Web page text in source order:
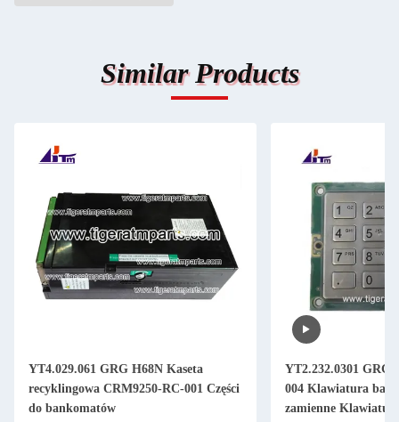
Similar Products
YT4.029.061 GRG H68N Kaseta
recyklingowa CRM9250-RC-001 Części
do bankomatów
YT2.232.0301 GRG
004 Klawiatura
zamienne